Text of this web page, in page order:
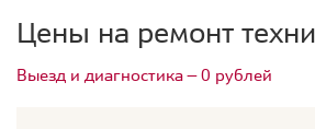
Цены на ремонт
Выезд и диагностика — 0 рублей